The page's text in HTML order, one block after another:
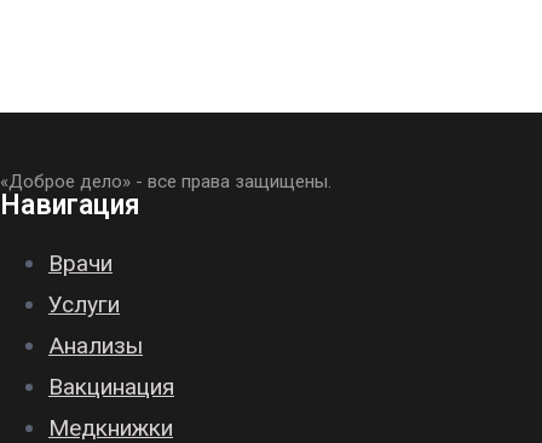
«Доброе дело» - все права защищены.
Навигация
Врачи
Услуги
Анализы
Вакцинация
Медкнижки